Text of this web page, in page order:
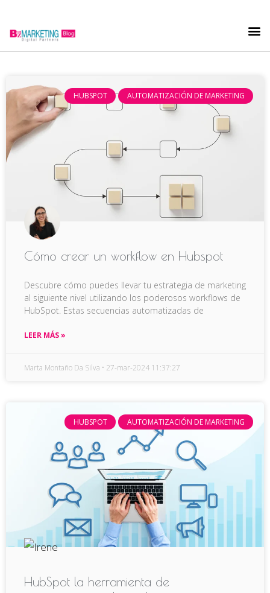
HUBSPOT AUTOMATIZACIÓN DE MARKETING
Cómo crear un workflow en Hubspot
Descubre cómo puedes llevar tu estrategia de marketing
al siguiente nivel utilizando los poderosos workflows de
HubSpot. Estas secuencias automatizadas de
LEER MÁS »
Marta Montaño Da Silva 27-mar-2024 11:37:27
HUBSPOT AUTOMATIZACIÓN DE MARKETING
HubSpot la herramienta de